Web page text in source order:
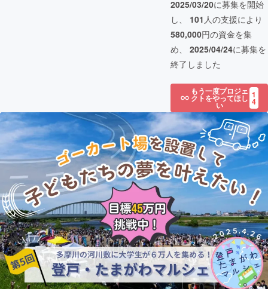
2025/03/20に募集を開始
し、 101 人の支援により
580,000円の資金を集
め、 2025/04/24に募集を
終了しました
もう一度プロジェ
クトをやってほし
い
1
4